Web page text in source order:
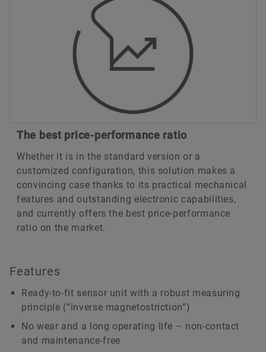
The best price-performance ratio
Whether it is in the standard version or a
customized configuration, this solution makes a
convincing case thanks to its practical mechanical
features and outstanding electronic capabilities,
and currently offers the best price-performance
ratio on the market.
Features
Ready-to-fit sensor unit with a robust measuring
principle (“inverse magnetostriction”)
No wear and a long operating life – non-contact
and maintenance-free